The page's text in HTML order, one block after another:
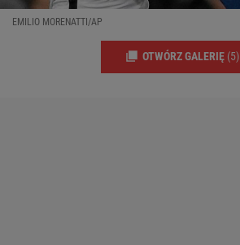
EMILIO MORENATTI/AP
OTWÓRZ GALERIĘ (5)